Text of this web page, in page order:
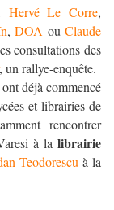
Hervé Le Corre,
, DOA ou Claude
consultations des
, un rallye-enquête.
déjà commencé
et librairies de
rencontrer
à lalibrairie
Teodorescu à la